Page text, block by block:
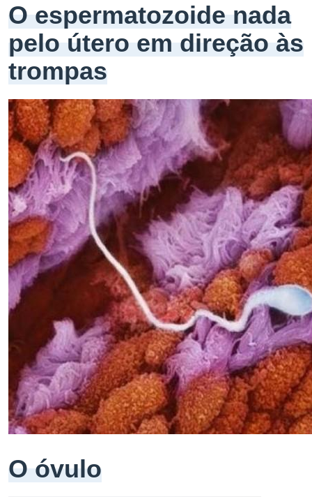
O espermatozoide nada
pelo útero em direção às
trompas
O óvulo